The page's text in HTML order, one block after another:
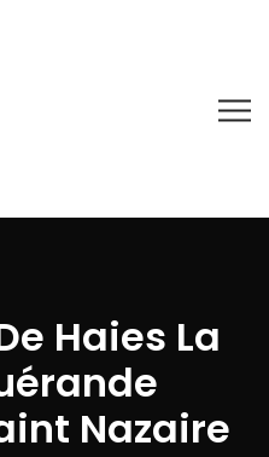
Haies La
Nazaire